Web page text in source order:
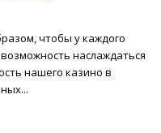
чтобы у каждого
наслаждаться
нашего казино в